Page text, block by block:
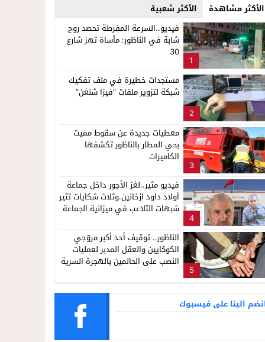
والتحريض وحملات التضليل
الأكثر مشاهدة الأكثر شعبية
1
فيديو..السرعة المفرطة تحصد روح
شابة في الناظور: مأساة تهز شارع
30
2
مستجدات خطيرة في ملف تفكيك
شبكة لتزوير ملفات “فيزا شنغن”
3
معطيات جديدة عن سقوط مميت
بحي المطار بالناظور تكشفها
الكاميرات
4
فيديو مثير..لغز الأجور داخل جماعة
أولاد داود ازخانين.وثلاث شكايات تثير
شبهات التلاعب في ميزانية الجماعة
5
الناظور.. توقيف أحد أكبر مروّجي
الكوكايين والعقل المدبر لعمليات
النصب على الحالمين بالهجرة السرية
الينا على فيسبوك